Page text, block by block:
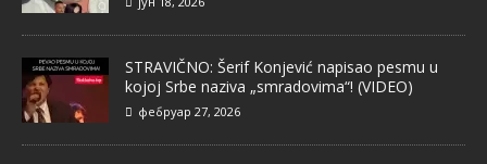
STRAVIČNO: Šerif Konjević napisao pesmu u
kojoj Srbe naziva „smradovima“! (VIDEO)
фебруар 27, 2026